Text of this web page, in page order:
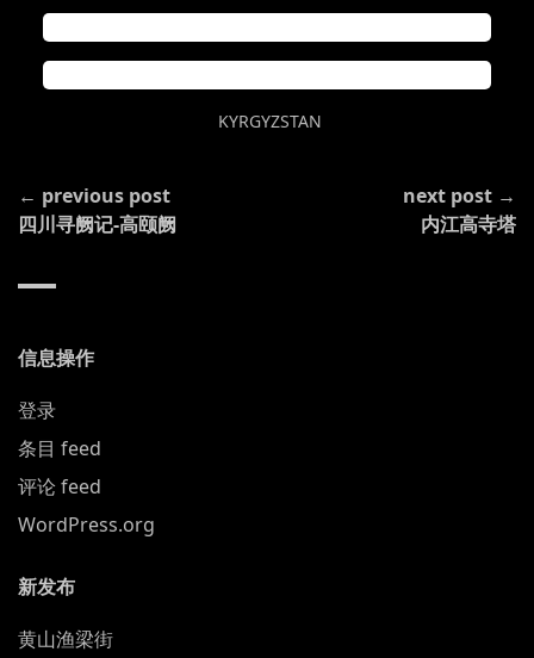
POSTED
KYRGYZSTAN
CONTINUE
READING
← previous post
四川寻阙记-高颐阙
next post →
内江高寺塔
信息操作
登录
条目 feed
评论 feed
WordPress.org
新发布
黄山渔梁街